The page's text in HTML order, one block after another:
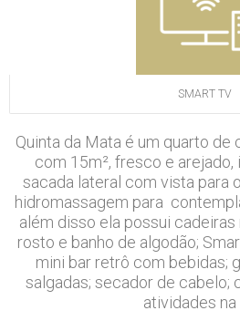
SMART TV
Quinta da Mata é um quarto de
com 15m², fresco e arejado,
sacada lateral com vista para
hidromassagem para
além disso ela possui cadeiras
rosto e banho de algodão;
mini bar retrô com bebidas;
salgadas; secador de cabelo;
atividades na